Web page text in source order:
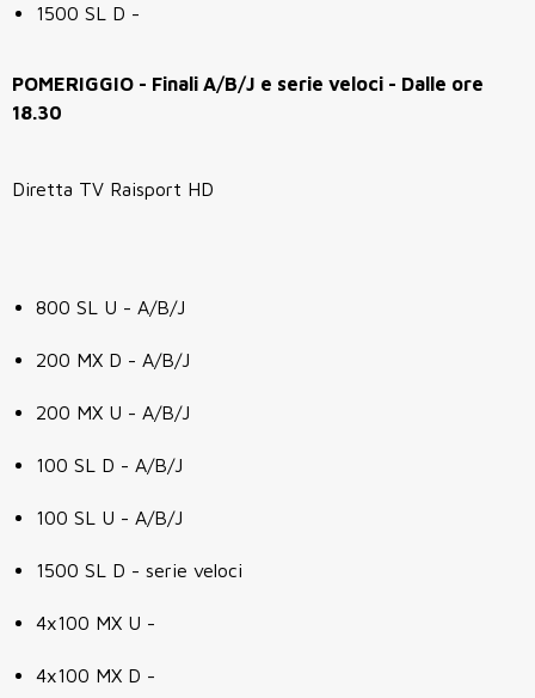
1500 SL D -
POMERIGGIO - Finali A/B/J e serie veloci - Dalle ore
18.30
Diretta TV Raisport HD
800 SL U - A/B/J
200 MX D - A/B/J
200 MX U - A/B/J
100 SL D - A/B/J
100 SL U - A/B/J
1500 SL D - serie veloci
4x100 MX U -
4x100 MX D -